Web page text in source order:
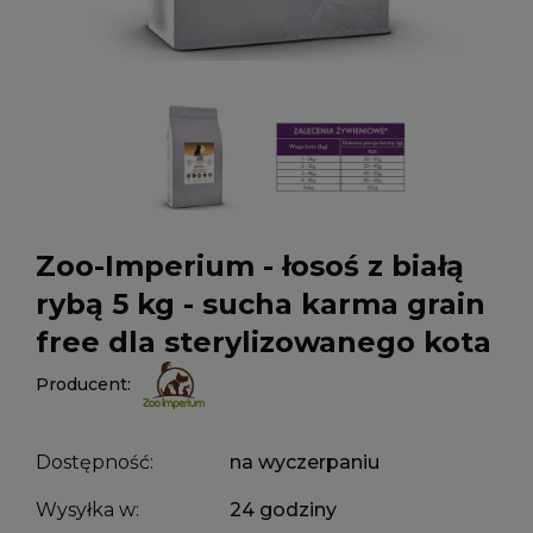
Zoo-Imperium - łosoś z białą
rybą 5 kg - sucha karma grain
free dla sterylizowanego kota
Producent:
Dostępność: na wyczerpaniu
Wysyłka w: 24 godziny